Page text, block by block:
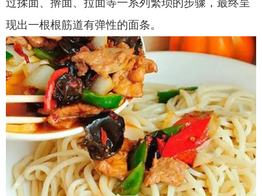
芹菜、辣椒、洋葱等多样配菜，大火在锅中爆炒，
放上秘制酱汁，大火翻炒，收汁，一碗黏稠多汁的
面卤子就做好了，浇在面上，更是回味无穷呀！
阿图什拌面的魅力，除了制作工艺的精湛外，
更在于其独特的风味，面条筋道有弹性，入口爽滑
细腻，回味无穷，配料丰富多样，营养均衡，每一
口阿图什拌面，都是一场舌尖与味蕾碰撞的盛宴。
阿图什拌面不仅仅是一种食物，更是一种情感
的寄托和文化的传承，在阿图什市，大家用拉面来
庆祝重要的节日和喜庆的场合，也用它来款待远道